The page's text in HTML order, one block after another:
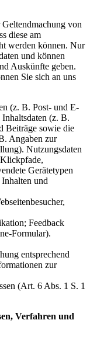
von
diese am
werden können. Nur
und können
Auskünfte geben.
Sie sich an uns
(z. B. Post- und E-
(z. B.
Beiträge sowie die
Angaben zur
Nutzungsdaten
Gerätetypen
und
Feedback
Formular).
entsprechend
zur
(Art. 6 Abs. 1 S. 1
Verfahren und